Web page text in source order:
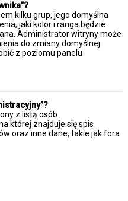
kilku grup, jego domyślna
jaki kolor i ranga będzie
Administrator witryny może
do zmiany domyślnej
z poziomu panelu
z listą osób
której znajduje się spis
oraz inne dane, takie jak fora